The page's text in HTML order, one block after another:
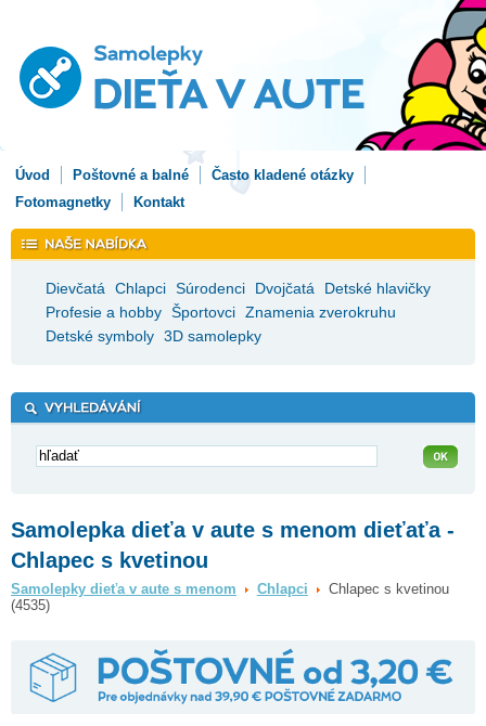
Úvod Poštovné a balné
Často kladené otázky
Fotomagnetky
Kontakt
Dievčatá Chlapci Súrodenci Dvojčatá
Detské hlavičky
Profesie a hobby Športovci Znamenia zverokruhu
Detské symboly 3D samolepky
Samolepka dieťa v aute s menom dieťaťa -
Chlapec s kvetinou
Samolepky dieťa v aute s menom Chlapci
Chlapec s kvetinou
(4535)